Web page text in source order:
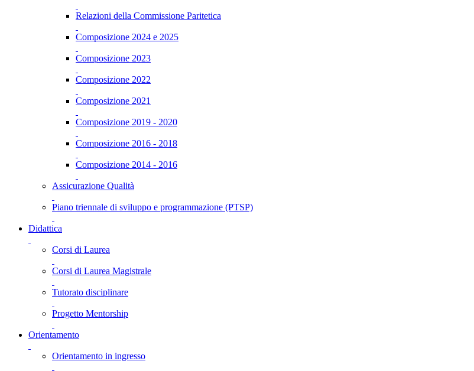
Relazioni della Commissione Paritetica
Composizione 2024 e 2025
Composizione 2023
Composizione 2022
Composizione 2021
Composizione 2019 - 2020
Composizione 2016 - 2018
Composizione 2014 - 2016
Assicurazione Qualità
Piano triennale di sviluppo e programmazione (PTSP)
Didattica
Corsi di Laurea
Corsi di Laurea Magistrale
Tutorato disciplinare
Progetto Mentorship
Orientamento
Orientamento in ingresso